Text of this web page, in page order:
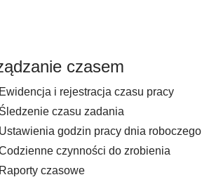
czasem
Ewidencja i rejestracja czasu pracy
Śledzenie czasu zadania
Ustawienia godzin pracy dnia roboczego
czynności do zrobienia
Raporty czasowe